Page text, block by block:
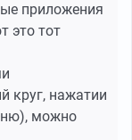
приложения
это тот
круг, нажатии
можно